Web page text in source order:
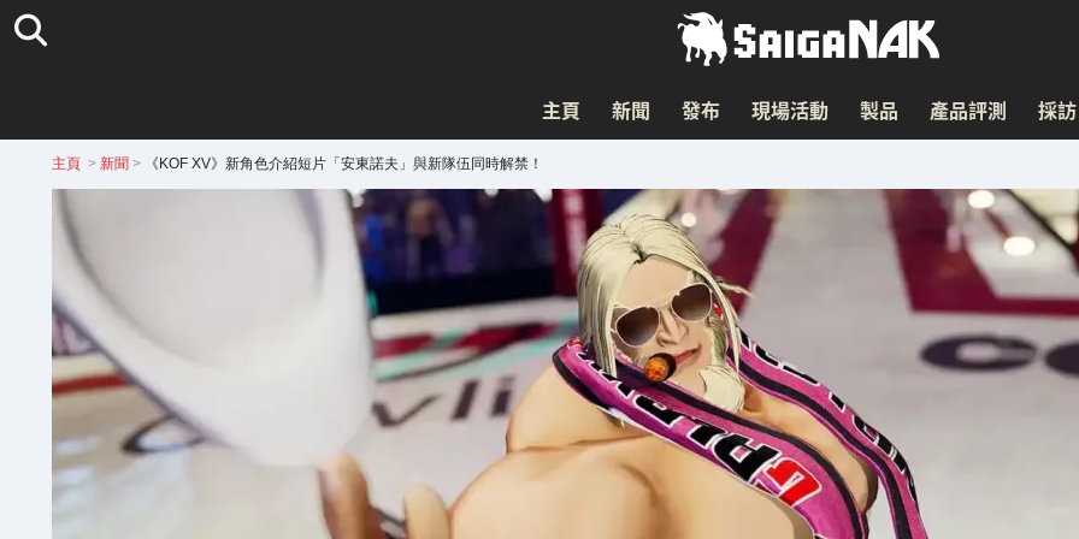
主頁 新聞 發布 現場活動 製品 產品評測 採訪
主頁 > 新聞 > 《KOF XV》新角色介紹短片「安東諾夫」與新隊伍同時解禁！